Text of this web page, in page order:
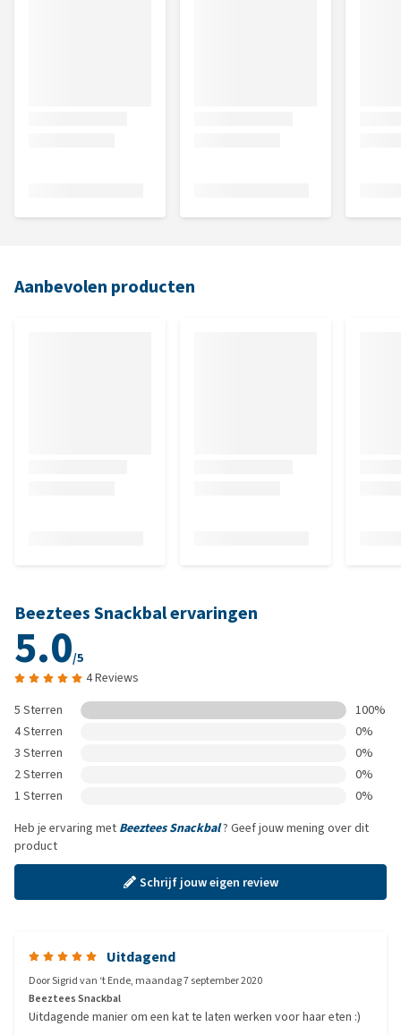
Aanbevolen producten
Beeztees Snackbal ervaringen
5.0/5
4 Reviews
5 Sterren
100%
4 Sterren
0%
3 Sterren
0%
2 Sterren
0%
1 Sterren
0%
Heb je ervaring met Beeztees Snackbal? Geef jouw mening over dit
product
Schrijf jouw eigen review
Uitdagend
DoorSigrid van ‘t Ende, maandag 7 september 2020
Beeztees Snackbal
Uitdagende manier om een kat te laten werken voor haar eten :)